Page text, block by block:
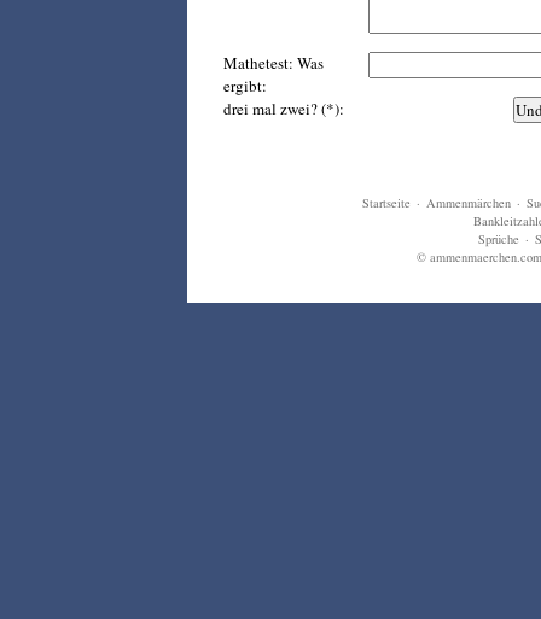
Mathetest: Was
ergibt:
drei mal zwei? (*):
Startseite · Ammenmärchen ·
Sprüche ·
©